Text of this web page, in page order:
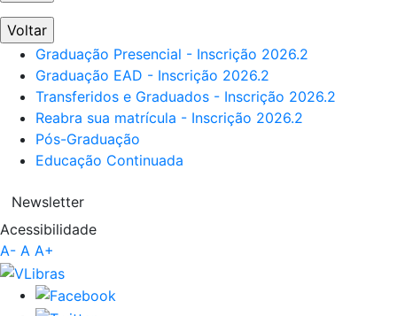
Voltar
Graduação Presencial - Inscrição 2026.2
Graduação EAD - Inscrição 2026.2
Transferidos e Graduados - Inscrição 2026.2
Reabra sua matrícula - Inscrição 2026.2
Pós-Graduação
Educação Continuada
Newsletter
Acessibilidade
A- A A+